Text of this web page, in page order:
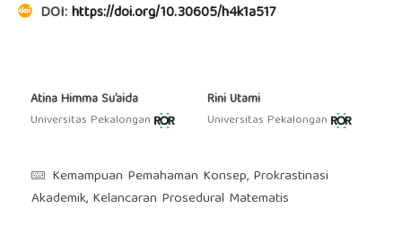
DOI:https://doi.org/10.30605/h4k1a517
Atina Himma Su’aida
Universitas Pekalongan
Rini Utami
Universitas Pekalongan
Kemampuan Pemahaman Konsep, Prokrastinasi
Akademik, Kelancaran Prosedural Matematis